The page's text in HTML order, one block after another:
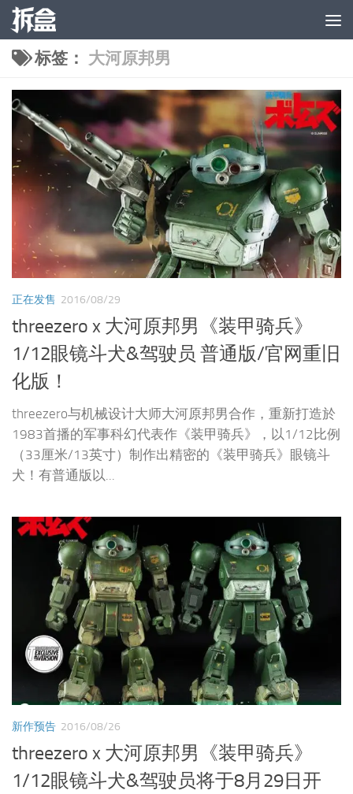
跳至内容
标签： 大河原邦男
正在发售 2016/08/29
threezero x 大河原邦男《装甲骑兵》
1/12眼镜斗犬&驾驶员 普通版/官网重旧
化版！
threezero与机械设计大师大河原邦男合作，重新打造於
1983首播的军事科幻代表作《装甲骑兵》，以1/12比例
（33厘米/13英寸）制作出精密的《装甲骑兵》眼镜斗
犬！有普通版以...
新作预告 2016/08/26
threezero x 大河原邦男《装甲骑兵》
1/12眼镜斗犬&驾驶员将于8月29日开